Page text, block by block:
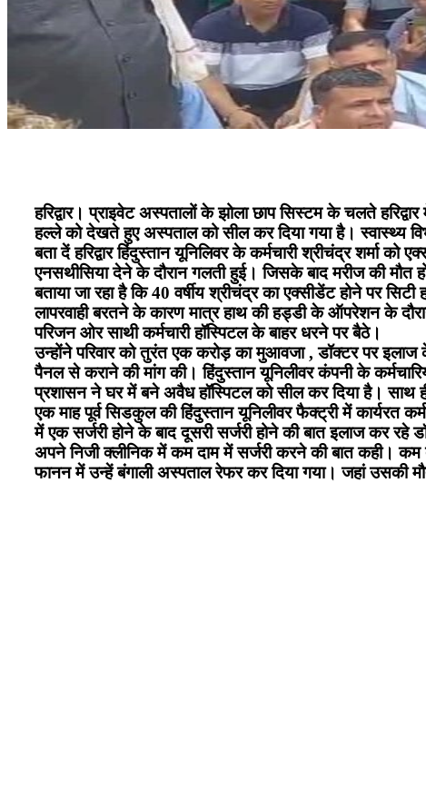
हरिद्वार। प्राइवेट अस्पतालों के झोला छाप सिस्टम के चलते
हल्ले को देखते हुए अस्पताल को सील कर दिया गया है। स्वास्थ्य
बता दें हरिद्वार हिंदुस्तान यूनिलिवर के कर्मचारी श्रीचंद्र शर्मा
एनसथीसिया देने के दौरान गलती हुई। जिसके बाद मरीज की मौत
बताया जा रहा है कि 40 वर्षीय श्रीचंद्र का एक्सीडेंट होने पर
लापरवाही बरतने के कारण मात्र हाथ की हड्डी के ऑपरेशन के
परिजन ओर साथी कर्मचारी हॉस्पिटल के बाहर धरने पर बैठे।
उन्होंने परिवार को तुरंत एक करोड़ का मुआवजा , डॉक्टर पर
पैनल से कराने की मांग की। हिंदुस्तान यूनिलीवर कंपनी के
प्रशासन ने घर में बने अवैध हॉस्पिटल को सील कर दिया है। साथ
एक माह पूर्व सिडकुल की हिंदुस्तान यूनिलीवर फैक्ट्री में कार्यरत
में एक सर्जरी होने के बाद दूसरी सर्जरी होने की बात इलाज कर रहे
अपने निजी क्लीनिक में कम दाम में सर्जरी करने की बात कही। कम
फानन में उन्हें बंगाली अस्पताल रेफर कर दिया गया। जहां उसकी